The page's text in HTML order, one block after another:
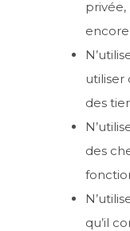
utiliser
des
des
qu’il